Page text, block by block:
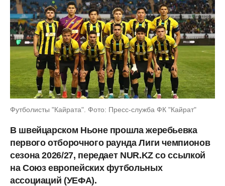
Футболисты "Кайрата". Фото: Пресс-служба ФК "Кайрат"
В швейцарском Ньоне прошла жеребьевка
первого отборочного раунда Лиги чемпионов
сезона 2026/27, передает NUR.KZ со ссылкой
на Союз европейских футбольных
ассоциаций (УЕФА).